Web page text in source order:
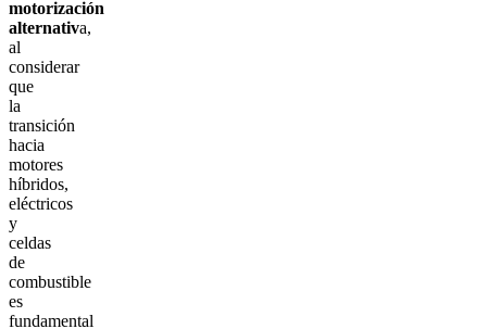
motorización
alternativa,
al
considerar
que
la
transición
hacia
motores
híbridos,
eléctricos
y
celdas
de
combustible
es
fundamental